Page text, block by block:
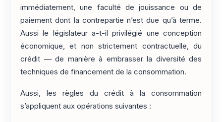
immédiatement, une faculté de jouissance ou de
paiement dont la contrepartie n’est due qu’à terme.
Aussi le législateur a-t-il privilégié une conception
économique, et non strictement contractuelle, du
crédit — de manière à embrasser la diversité des
techniques de financement de la consommation.
Aussi, les règles du crédit à la consommation
s’appliquent aux opérations suivantes :